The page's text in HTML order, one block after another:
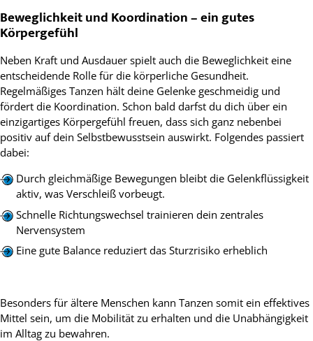
Beweglichkeit und Koordination – ein gutes
Körpergefühl
Neben Kraft und Ausdauer spielt auch die Beweglichkeit eine
entscheidende Rolle für die körperliche Gesundheit.
Regelmäßiges Tanzen hält deine Gelenke geschmeidig und
fördert die Koordination. Schon bald darfst du dich über ein
einzigartiges Körpergefühl freuen, dass sich ganz nebenbei
positiv auf dein Selbstbewusstsein auswirkt. Folgendes passiert
dabei:
Durch gleichmäßige Bewegungen bleibt die Gelenkflüssigkeit
aktiv, was Verschleiß vorbeugt.
Schnelle Richtungswechsel trainieren dein zentrales
Nervensystem
Eine gute Balance reduziert das Sturzrisiko erheblich
Besonders für ältere Menschen kann Tanzen somit ein effektives
Mittel sein, um die Mobilität zu erhalten und die Unabhängigkeit
im Alltag zu bewahren.